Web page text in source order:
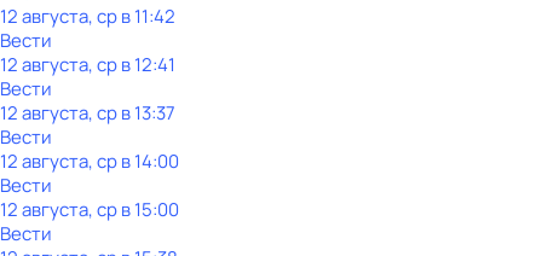
12 августа, ср в 11:42
Вести
12 августа, ср в 12:41
Вести
12 августа, ср в 13:37
Вести
12 августа, ср в 14:00
Вести
12 августа, ср в 15:00
Вести